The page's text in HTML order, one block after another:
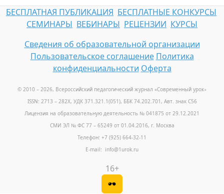
БЕСПЛАТНАЯ ПУБЛИКАЦИЯ БЕСПЛАТНЫЕ КОНКУРСЫ
СЕМИНАРЫ ВЕБИНАРЫ РЕЦЕНЗИИ КУРСЫ
Сведения об образовательной организации
Пользовательское соглашение Политика
конфиденциальности Оферта
© 2010 – 2026, Всероссийский педагогический журнал «Современный урок»
ISSN: 2713 – 282X, УДК 371.321.1(051), ББК 74.202.701, Авт. знак С56
Лицензия на образовательную деятельность № 041875 от 29.12.2021
СМИ ЭЛ № ФС 77 – 65249 от 01.04.2016, г. Москва
Телефон: +7 (925) 664-32-11
E-mail: info@1urok.ru
16+